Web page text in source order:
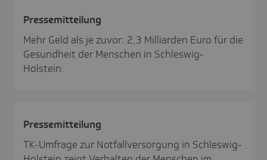
Pres­se­mit­tei­lung
Mehr Geld als je zuvor: 2,3 Milliarden Euro für die
Gesundheit der Menschen in Schleswig-
Holstein.
Pres­se­mit­tei­lung
TK-Umfrage zur Notfallversorgung in Schleswig-